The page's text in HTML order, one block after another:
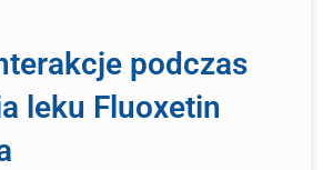
podczas
leku Fluoxetin